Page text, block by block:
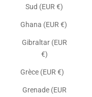
Sud (EUR €)
Ghana (EUR €)
Gibraltar (EUR
€)
Grèce (EUR €)
Grenade (EUR